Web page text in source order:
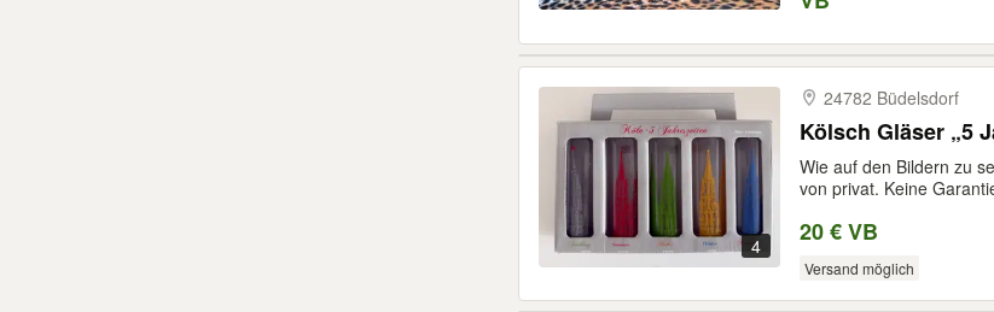
4
24782 Büdelsdorf
Kölsch Gläser „5
Wie auf den Bildern zu
von privat. Keine
20 € VB
Versand möglich